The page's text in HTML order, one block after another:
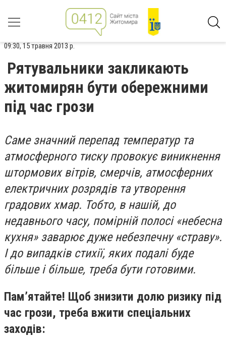
09:30, 15 травня 2013 р.
Рятувальники закликають
житомирян бути обережними
під час грози
Саме значний перепад температур та
атмосферного тиску провокує виникнення
штормових вітрів, смерчів, атмосферних
електричних розрядів та утворення
градових хмар. Тобто, в нашій, до
недавнього часу, помірній полосі «небесна
кухня» заварює дуже небезпечну «страву».
І до випадків стихії, яких подалі буде
більше і більше, треба бути готовими.
Пам’ятайте! Щоб знизити долю ризику під
час грози, треба вжити спеціальних
заходів: